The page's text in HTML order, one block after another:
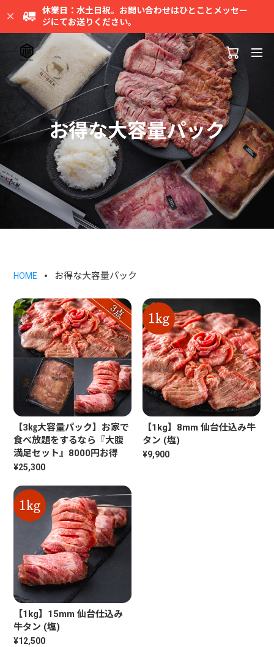
休業日：水土日祝。お問い合わせはひとことメッセー
ジにてお送りください。
お得な大容量パック
HOME お得な大容量パック
【3㎏大容量パック】お家で
食べ放題をするなら『大腹
満足セット』8000円お得
¥25,300
【1kg】8mm 仙台仕込み牛
タン (塩)
¥9,900
【1kg】15mm 仙台仕込み
牛タン (塩)
¥12,500